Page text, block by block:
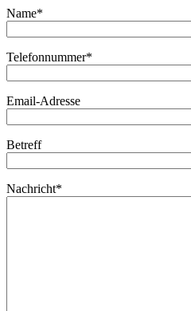
Name*
Telefonnummer*
Email-Adresse
Betreff
Nachricht*